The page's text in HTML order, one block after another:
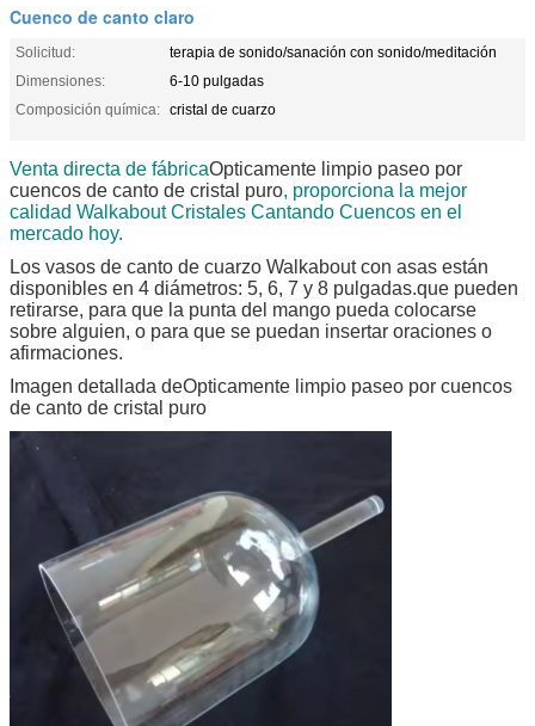
Cuenco de canto claro
Solicitud:
terapia de sonido/sanación con sonido/meditación
Dimensiones:
6-10 pulgadas
Composición química: cristal de cuarzo
Venta directa de fábricaOpticamente limpio paseo por
cuencos de canto de cristal puro, proporciona la mejor
calidad Walkabout Cristales Cantando Cuencos en el
mercado hoy.
Los vasos de canto de cuarzo Walkabout con asas están
disponibles en 4 diámetros: 5, 6, 7 y 8 pulgadas.que pueden
retirarse, para que la punta del mango pueda colocarse
sobre alguien, o para que se puedan insertar oraciones o
afirmaciones.
Imagen detallada deOpticamente limpio paseo por cuencos
de canto de cristal puro